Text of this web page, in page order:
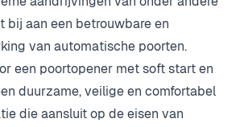
bij aan een betrouwbare en
van automatische poorten.
een poortopener met soft start en
duurzame, veilige en comfortabel
die aansluit op de eisen van